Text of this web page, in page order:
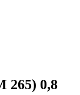
0,8